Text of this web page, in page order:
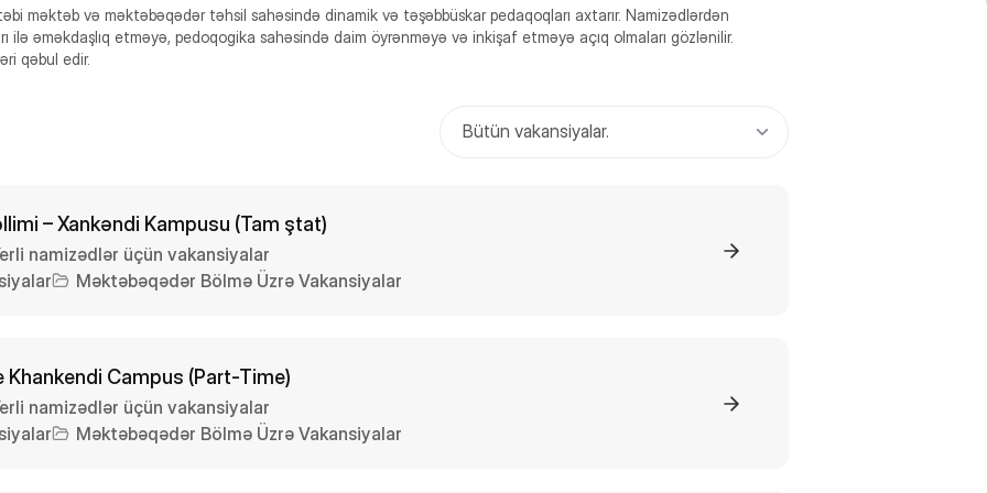
məktəb və məktəbəqədər təhsil sahəsində dinamik və təşəbbüskar pedaqoqları axtarır. Namizədlərdən
ilə əməkdaşlıq etməyə, pedoqogika sahəsində daim öyrənməyə və inkişaf etməyə açıq olmaları gözlənilir.
qəbul edir.
Bütün vakansiyalar.
– Xankəndi Kampusu (Tam ştat)
namizədlər üçün vakansiyalar
Məktəbəqədər Bölmə Üzrə Vakansiyalar
Khankendi Campus (Part-Time)
namizədlər üçün vakansiyalar
Məktəbəqədər Bölmə Üzrə Vakansiyalar